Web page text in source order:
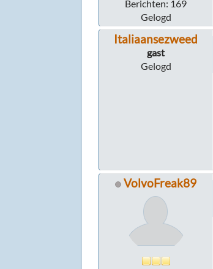
Berichten: 169
Gelogd
Italiaansezweed
gast
Gelogd
VolvoFreak89